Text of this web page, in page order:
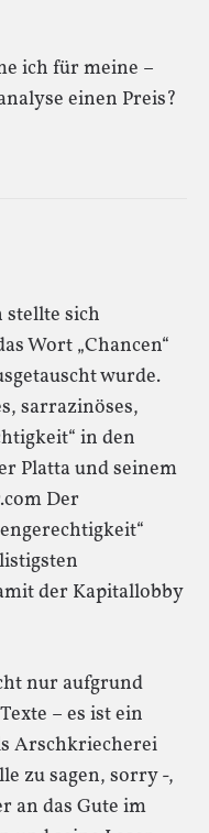
ich für meine –
einen Preis?
stellte sich
Wort „Chancen“
wurde.
sarrazinöses,
in den
Platta und seinem
Der
der Kapitallobby
nur aufgrund
– es ist ein
Arschkriecherei
zu sagen, sorry -,
an das Gute im